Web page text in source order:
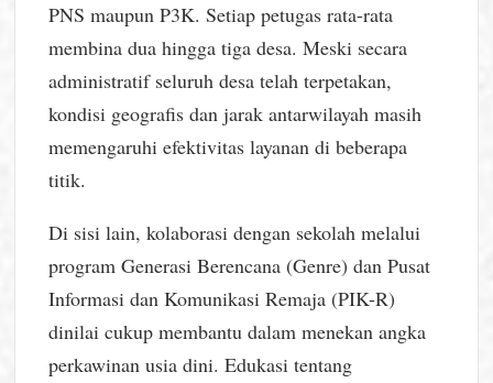
PNS maupun P3K. Setiap petugas rata-rata
membina dua hingga tiga desa. Meski secara
administratif seluruh desa telah terpetakan,
kondisi geografis dan jarak antarwilayah masih
memengaruhi efektivitas layanan di beberapa
titik.
Di sisi lain, kolaborasi dengan sekolah melalui
program Generasi Berencana (Genre) dan Pusat
Informasi dan Komunikasi Remaja (PIK-R)
dinilai cukup membantu dalam menekan angka
perkawinan usia dini. Edukasi tentang